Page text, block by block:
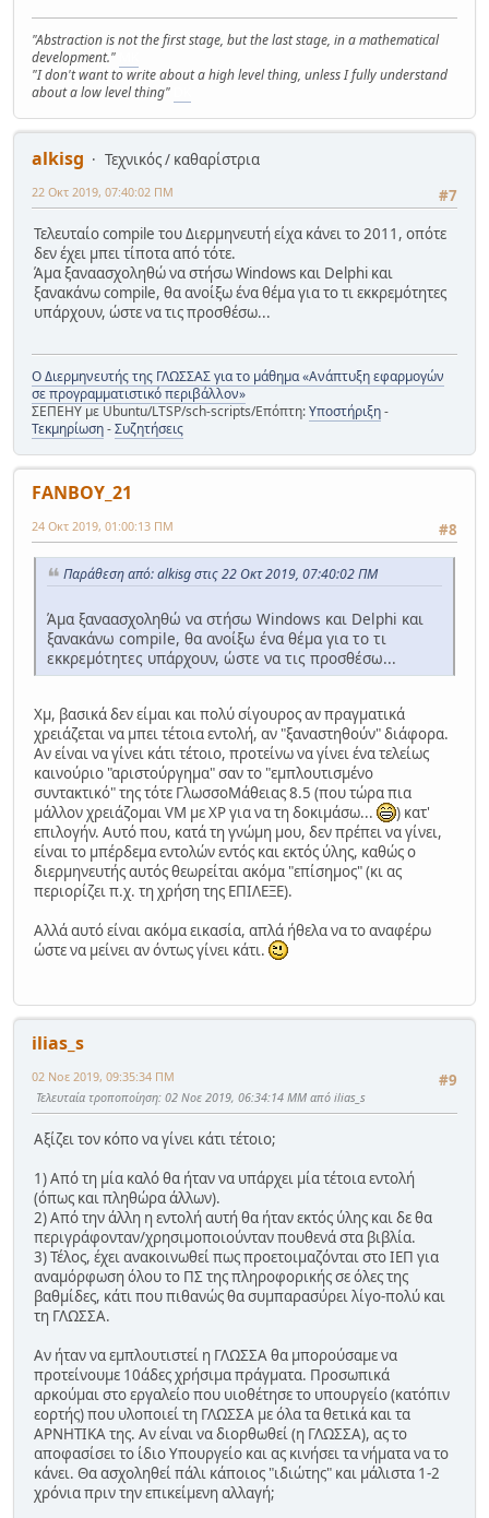
"Abstraction is not the first stage, but the last stage, in a mathematical
development."
"I don't want to write about a high level thing, unless I fully understand
about a low level thing"
alkisg
Τεχνικός / καθαρίστρια
#7
22 Οκτ 2019, 07:40:02 ΠΜ
Τελευταίο compile του Διερμηνευτή είχα κάνει το 2011, οπότε
δεν έχει μπει τίποτα από τότε.
Άμα ξαναασχοληθώ να στήσω Windows και Delphi και
ξανακάνω compile, θα ανοίξω ένα θέμα για το τι εκκρεμότητες
υπάρχουν, ώστε να τις προσθέσω...
Ο Διερμηνευτής της ΓΛΩΣΣΑΣ για το μάθημα «Ανάπτυξη εφαρμογών
σε προγραμματιστικό περιβάλλον»
ΣΕΠΕΗΥ με Ubuntu/LTSP/sch-scripts/Επόπτη:Υποστήριξη-
Τεκμηρίωση-Συζητήσεις
FANBOY_21
#8
24 Οκτ 2019, 01:00:13 ΠΜ
Παράθεση από: alkisg στις 22 Οκτ 2019, 07:40:02 ΠΜ
Άμα ξαναασχοληθώ να στήσω Windows και Delphi και
ξανακάνω compile, θα ανοίξω ένα θέμα για το τι
εκκρεμότητες υπάρχουν, ώστε να τις προσθέσω...
Χμ, βασικά δεν είμαι και πολύ σίγουρος αν πραγματικά
χρειάζεται να μπει τέτοια εντολή, αν "ξαναστηθούν" διάφορα.
Αν είναι να γίνει κάτι τέτοιο, προτείνω να γίνει ένα τελείως
καινούριο "αριστούργημα" σαν το "εμπλουτισμένο
συντακτικό" της τότε ΓλωσσοΜάθειας 8.5 (που τώρα πια
μάλλον χρειάζομαι VM με XP για να τη δοκιμάσω...
) κατ'
επιλογήν. Αυτό που, κατά τη γνώμη μου, δεν πρέπει να γίνει,
είναι το μπέρδεμα εντολών εντός και εκτός ύλης, καθώς ο
διερμηνευτής αυτός θεωρείται ακόμα "επίσημος" (κι ας
περιορίζει π.χ. τη χρήση της ΕΠΙΛΕΞΕ).
Αλλά αυτό είναι ακόμα εικασία, απλά ήθελα να το αναφέρω
ώστε να μείνει αν όντως γίνει κάτι.
ilias_s
#9
02 Νοε 2019, 09:35:34 ΠΜ
Τελευταία τροποποίηση: 02 Νοε 2019, 06:34:14 ΜΜ από ilias_s
Αξίζει τον κόπο να γίνει κάτι τέτοιο;
1) Από τη μία καλό θα ήταν να υπάρχει μία τέτοια εντολή
(όπως και πληθώρα άλλων).
2) Από την άλλη η εντολή αυτή θα ήταν εκτός ύλης και δε θα
περιγράφονταν/χρησιμοποιούνταν πουθενά στα βιβλία.
3) Τέλος, έχει ανακοινωθεί πως προετοιμαζόνται στο ΙΕΠ για
αναμόρφωση όλου το ΠΣ της πληροφορικής σε όλες της
βαθμίδες, κάτι που πιθανώς θα συμπαρασύρει λίγο-πολύ και
τη ΓΛΩΣΣΑ.
Αν ήταν να εμπλουτιστεί η ΓΛΩΣΣΑ θα μπορούσαμε να
προτείνουμε 10άδες χρήσιμα πράγματα. Προσωπικά
αρκούμαι στο εργαλείο που υιοθέτησε το υπουργείο (κατόπιν
εορτής) που υλοποιεί τη ΓΛΩΣΣΑ με όλα τα θετικά και τα
ΑΡΝΗΤΙΚΑ της. Αν είναι να διορθωθεί (η ΓΛΩΣΣΑ), ας το
αποφασίσει το ίδιο Υπουργείο και ας κινήσει τα νήματα να το
κάνει. Θα ασχοληθεί πάλι κάποιος "ιδιώτης" και μάλιστα 1-2
χρόνια πριν την επικείμενη αλλαγή;